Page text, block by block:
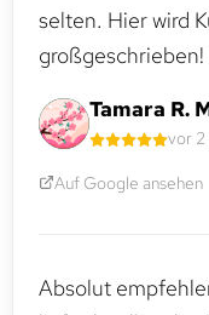
selten. Hier wird
Tamara R.
vor 2
Auf Google ansehen
Absolut